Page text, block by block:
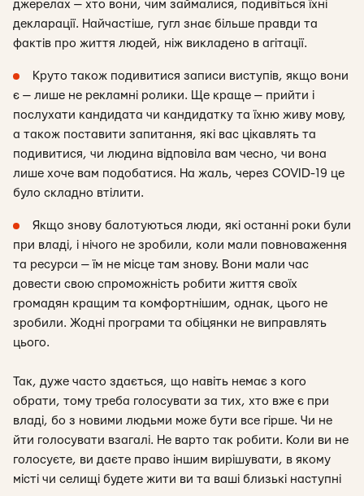
джерелах — хто вони, чим займалися, подивіться їхні
декларації. Найчастіше, гугл знає більше правди та
фактів про життя людей, ніж викладено в агітації.
Круто також подивитися записи виступів, якщо вони
є — лише не рекламні ролики. Ще краще — прийти і
послухати кандидата чи кандидатку та їхню живу мову,
а також поставити запитання, які вас цікавлять та
подивитися, чи людина відповіла вам чесно, чи вона
лише хоче вам подобатися. На жаль, через COVID-19 це
було складно втілити.
Якщо знову балотуються люди, які останні роки були
при владі, і нічого не зробили, коли мали повноваження
та ресурси — їм не місце там знову. Вони мали час
довести свою спроможність робити життя своїх
громадян кращим та комфортнішим, однак, цього не
зробили. Жодні програми та обіцянки не виправлять
цього.
Так, дуже часто здається, що навіть немає з кого
обрати, тому треба голосувати за тих, хто вже є при
владі, бо з новими людьми може бути все гірше. Чи не
йти голосувати взагалі. Не варто так робити. Коли ви не
голосуєте, ви даєте право іншим вирішувати, в якому
місті чи селищі будете жити ви та ваші близькі наступні